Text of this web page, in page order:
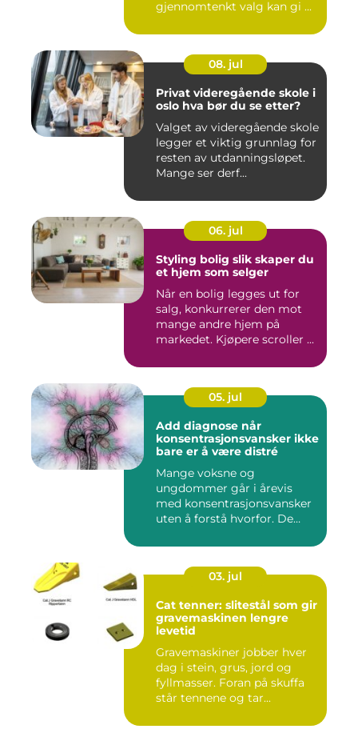
gjennomtenkt valg kan gi ...
08. jul
Privat videregående skole i
oslo hva bør du se etter?
Valget av videregående skole
legger et viktig grunnlag for
resten av utdanningsløpet.
Mange ser derf...
06. jul
Styling bolig slik skaper du
et hjem som selger
Når en bolig legges ut for
salg, konkurrerer den mot
mange andre hjem på
markedet. Kjøpere scroller ...
05. jul
Add diagnose når
konsentrasjonsvansker ikke
bare er å være distré
Mange voksne og
ungdommer går i årevis
med konsentrasjonsvansker
uten å forstå hvorfor. De
03. jul
Cat tenner: slitestål som gir
gravemaskinen lengre
levetid
Gravemaskiner jobber hver
dag i stein, grus, jord og
fyllmasser. Foran på skuffa
står tennene og tar...